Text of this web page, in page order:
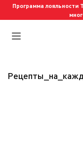
Программа